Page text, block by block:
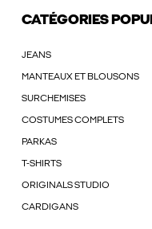
CATÉGORIES
JEANS
MANTEAUX ET BLOUSONS
SURCHEMISES
COSTUMES COMPLETS
PARKAS
T-SHIRTS
ORIGINALS STUDIO
CARDIGANS